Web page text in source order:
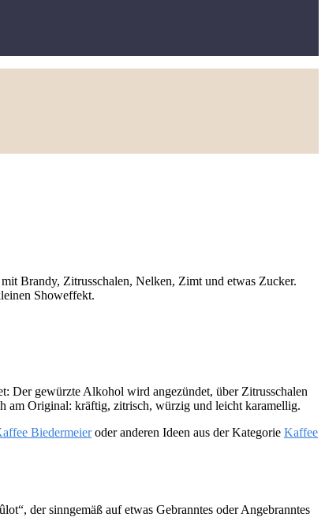
Brandy, Zitrusschalen, Nelken, Zimt und etwas Zucker.
Showeffekt.
Der gewürzte Alkohol wird angezündet, über Zitrusschalen
am Original: kräftig, zitrisch, würzig und leicht karamellig.
Biedermeieroder anderen Ideen aus der Kategorie Kaffee
der sinngemäß auf etwas Gebranntes oder Angebranntes